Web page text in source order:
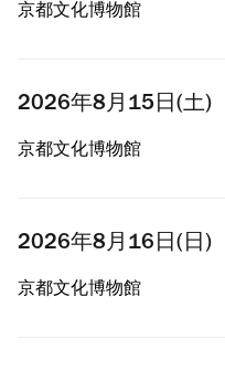
京都文化博物館
2026年8月15日(土)
京都文化博物館
2026年8月16日(日)
京都文化博物館